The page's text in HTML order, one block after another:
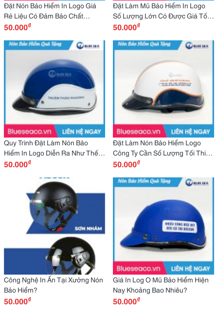
Đặt Nón Bảo Hiểm In Logo Giá
Rẻ Liệu Có Đảm Bảo Chất
Lượng?
50.000₫
Đặt Làm Mũ Bảo Hiểm In Logo
Số Lượng Lớn Có Được Giá Tốt
Hơn Không?
50.000₫
Quy Trình Đặt Làm Nón Bảo
Hiểm In Logo Diễn Ra Như Thế
Nào?
50.000₫
Đặt Làm Nón Bảo Hiểm Logo
Công Ty Cần Số Lượng Tối Thiểu
Bao Nhiêu?
50.000₫
Công Nghệ In Ấn Tại Xưởng Nón
Bảo Hiểm?
50.000₫
Giá In Log O Mũ Bảo Hiểm Hiện
Nay Khoảng Bao Nhiêu?
50.000₫